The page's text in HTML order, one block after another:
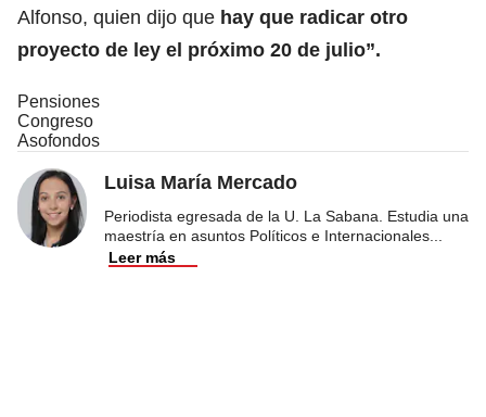
Alfonso, quien dijo que hay que radicar otro
proyecto de ley el próximo 20 de julio”.
Pensiones
Congreso
Asofondos
Luisa María Mercado
Periodista egresada de la U. La Sabana. Estudia una
maestría en asuntos Políticos e Internacionales
Leer más